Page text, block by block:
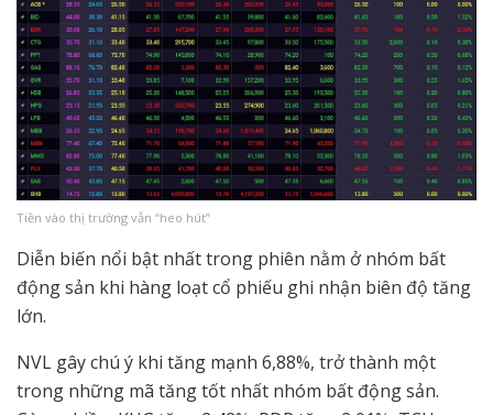
Tiền vào thị trường vẫn “heo hút”
Diễn biến nổi bật nhất trong phiên nằm ở nhóm bất
động sản khi hàng loạt cổ phiếu ghi nhận biên độ tăng
lớn.
NVL gây chú ý khi tăng mạnh 6,88%, trở thành một
trong những mã tăng tốt nhất nhóm bất động sản.